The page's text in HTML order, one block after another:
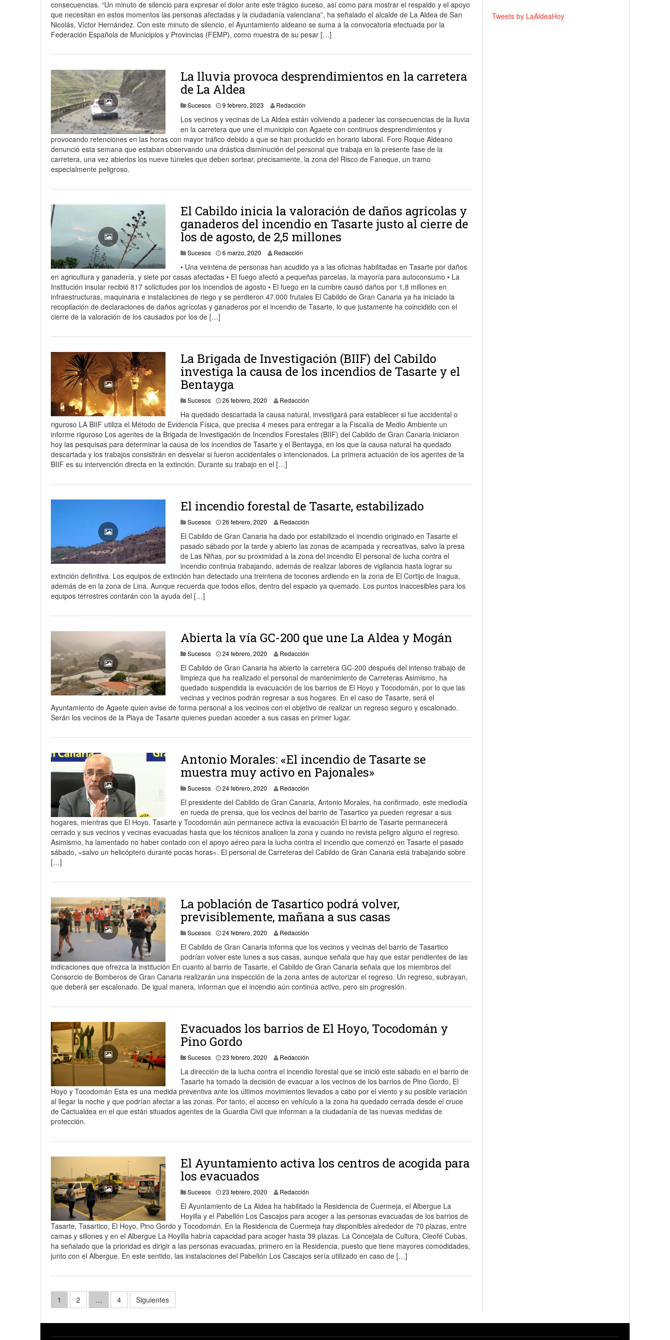
Nicolás 18 junio, 2023
consecuencias. “Un minuto de silencio para expresar el dolor ante este trágico suceso, así como para mostrar el respaldo y el apoyo
que necesitan en estos momentos las personas afectadas y la ciudadanía valenciana”, ha señalado el alcalde de La Aldea de San
Nicolás, Víctor Hernández. Con este minuto de silencio, el Ayuntamiento aldeano se suma a la convocatoria efectuada por la
Federación Española de Municipios y Provincias (FEMP), como muestra de su pesar […]
La lluvia provoca desprendimientos en la carretera
de La Aldea
Sucesos 9 febrero, 2023 10 febrero, 2023
Redacción
Los vecinos y vecinas de La Aldea están volviendo a padecer las consecuencias de la lluvia
en la carretera que une el municipio con Agaete con continuos desprendimientos y
provocando retenciones en las horas con mayor tráfico debido a que se han producido en horario laboral. Foro Roque Aldeano
denunció esta semana que estaban observando una drástica disminución del personal que trabaja en la presente fase de la
carretera, una vez abiertos los nueve túneles que deben sortear, precisamente, la zona del Risco de Faneque, un tramo
especialmente peligroso.
El Cabildo inicia la valoración de daños agrícolas y
ganaderos del incendio en Tasarte justo al cierre de
los de agosto, de 2,5 millones
Sucesos 6 marzo, 2020 14 marzo, 2020
Redacción
• Una veintena de personas han acudido ya a las oficinas habilitadas en Tasarte por daños
en agricultura y ganadería, y siete por casas afectadas • El fuego afectó a pequeñas parcelas, la mayoría para autoconsumo • La
Institución insular recibió 817 solicitudes por los incendios de agosto • El fuego en la cumbre causó daños por 1,8 millones en
infraestructuras, maquinaria e instalaciones de riego y se perdieron 47.000 frutales El Cabildo de Gran Canaria ya ha iniciado la
recopilación de declaraciones de daños agrícolas y ganaderos por el incendio de Tasarte, lo que justamente ha coincidido con el
cierre de la valoración de los causados por los de […]
La Brigada de Investigación (BIIF) del Cabildo
investiga la causa de los incendios de Tasarte y el
Bentayga
Sucesos 26 febrero, 2020 27 febrero, 2020
Redacción
Ha quedado descartada la causa natural, investigará para establecer si fue accidental o
riguroso LA BIIF utiliza el Método de Evidencia Física, que precisa 4 meses para entregar a la Fiscalía de Medio Ambiente un
informe riguroso Los agentes de la Brigada de Investigación de Incendios Forestales (BIIF) del Cabildo de Gran Canaria iniciaron
hoy las pesquisas para determinar la causa de los incendios de Tasarte y el Bentayga, en los que la causa natural ha quedado
descartada y los trabajos consistirán en desvelar si fueron accidentales o intencionados. La primera actuación de los agentes de la
BIIF es su intervención directa en la extinción. Durante su trabajo en el […]
El incendio forestal de Tasarte, estabilizado
Sucesos 26 febrero, 2020 26 febrero, 2020
Redacción
El Cabildo de Gran Canaria ha dado por estabilizado el incendio originado en Tasarte el
pasado sábado por la tarde y abierto las zonas de acampada y recreativas, salvo la presa
de Las Niñas, por su proximidad a la zona del incendio El personal de lucha contra el
incendio continúa trabajando, además de realizar labores de vigilancia hasta lograr su
extinción definitiva. Los equipos de extinción han detectado una treintena de tocones ardiendo en la zona de El Cortijo de Inagua,
además de en la zona de Lina. Aunque recuerda que todos ellos, dentro del espacio ya quemado. Los puntos inaccesibles para los
equipos terrestres contarán con la ayuda del […]
Abierta la vía GC-200 que une La Aldea y Mogán
Sucesos 24 febrero, 2020 24 febrero, 2020
Redacción
El Cabildo de Gran Canaria ha abierto la carretera GC-200 después del intenso trabajo de
limpieza que ha realizado el personal de mantenimiento de Carreteras Asimismo, ha
quedado suspendida la evacuación de los barrios de El Hoyo y Tocodomán, por lo que las
vecinas y vecinos podrán regresar a sus hogares. En el caso de Tasarte, será el
Ayuntamiento de Agaete quien avise de forma personal a los vecinos con el objetivo de realizar un regreso seguro y escalonado.
Serán los vecinos de la Playa de Tasarte quienes puedan acceder a sus casas en primer lugar.
Antonio Morales: «El incendio de Tasarte se
muestra muy activo en Pajonales»
Sucesos 24 febrero, 2020 24 febrero, 2020
Redacción
El presidente del Cabildo de Gran Canaria, Antonio Morales, ha confirmado, este mediodía
en rueda de prensa, que los vecinos del barrio de Tasartico ya pueden regresar a sus
hogares, mientras que El Hoyo, Tasarte y Tocodomán aún permanece activa la evacuación El barrio de Tasarte permanecerá
cerrado y sus vecinos y vecinas evacuadas hasta que los técnicos analicen la zona y cuando no revista peligro alguno el regreso.
Asimismo, ha lamentado no haber contado con el apoyo aéreo para la lucha contra el incendio que comenzó en Tasarte el pasado
sábado, «salvo un helicóptero durante pocas horas». El personal de Carreteras del Cabildo de Gran Canaria está trabajando sobre
[…]
La población de Tasartico podrá volver,
previsiblemente, mañana a sus casas
Sucesos 24 febrero, 2020 24 febrero, 2020
Redacción
El Cabildo de Gran Canaria informa que los vecinos y vecinas del barrio de Tasartico
podrían volver este lunes a sus casas, aunque señala que hay que estar pendientes de las
indicaciones que ofrezca la institución En cuanto al barrio de Tasarte, el Cabildo de Gran Canaria señala que los miembros del
Consorcio de Bomberos de Gran Canaria realizarán una inspección de la zona antes de autorizar el regreso. Un regreso, subrayan,
que deberá ser escalonado. De igual manera, informan que el incendio aún continúa activo, pero sin progresión.
Evacuados los barrios de El Hoyo, Tocodomán y
Pino Gordo
Sucesos 23 febrero, 2020 24 febrero, 2020
Redacción
La dirección de la lucha contra el incendio forestal que se inició este sábado en el barrio de
Tasarte ha tomado la decisión de evacuar a los vecinos de los barrios de Pino Gordo, El
Hoyo y Tocodomán Esta es una medida preventiva ante los últimos movimientos llevados a cabo por el viento y su posible variación
al llegar la noche y que podrían afectar a las zonas. Por tanto, el acceso en vehículo a la zona ha quedado cerrada desde el cruce
de Cactualdea en el que están situados agentes de la Guardia Civil que informan a la ciudadanía de las nuevas medidas de
protección.
El Ayuntamiento activa los centros de acogida para
los evacuados
Sucesos 23 febrero, 2020 24 febrero, 2020
Redacción
El Ayuntamiento de La Aldea ha habilitado la Residencia de Cuermeja, el Albergue La
Hoyilla y el Pabellón Los Cascajos para acoger a las personas evacuadas de los barrios de
Tasarte, Tasartico, El Hoyo, Pino Gordo y Tocodomán. En la Residencia de Cuermeja hay disponibles alrededor de 70 plazas, entre
camas y sillones y en el Albergue La Hoyilla habría capacidad para acoger hasta 39 plazas. La Concejala de Cultura, Cleofé Cubas,
ha señalado que la prioridad es dirigir a las personas evacuadas, primero en la Residencia, puesto que tiene mayores comodidades,
junto con el Albergue. En este sentido, las instalaciones del Pabellón Los Cascajos sería utilizado en caso de […]
Paginación
entradas
1 2 … 4 Siguientes
Tweets by LaAldeaHoy